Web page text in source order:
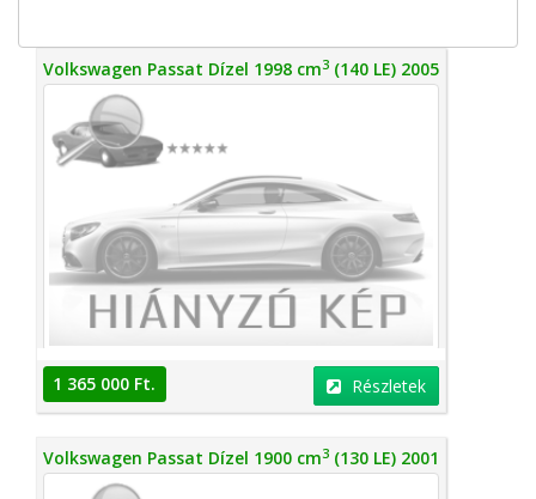
Volkswagen Passat Dízel 1998 cm3 (140 LE) 2005
1 365 000 Ft. Részletek
Volkswagen Passat Dízel 1900 cm3 (130 LE) 2001